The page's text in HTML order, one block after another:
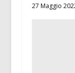
27 Maggio